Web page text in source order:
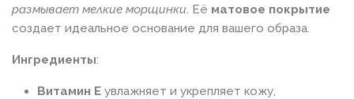
размывает мелкие морщинки. Её матовое покрытие
создает идеальное основание для вашего образа.
Ингредиенты:
Витамин Е увлажняет и укрепляет кожу,